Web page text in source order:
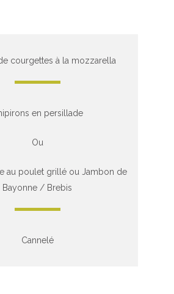
courgettes à la mozzarella
en persillade
Ou
au poulet grillé ou Jambon de
Bayonne / Brebis
Cannelé